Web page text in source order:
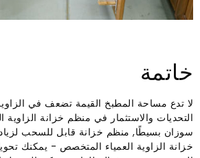
خاتمة
لا تدع مساحة المطبخ القيمة تضعف في
التحديات والاستثمار في منظم خزانة
سوزان بسيطًا, منظم خزانة قابل للسحب
خزانة الزاوية العمياء المتخصص - يمكنك